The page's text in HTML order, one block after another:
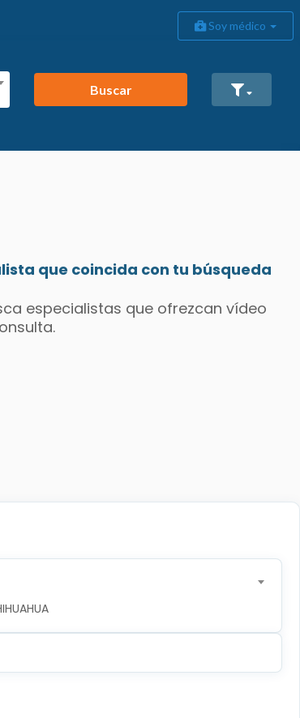
Soy médico
Buscar
que coincida con tu búsqueda
especialistas que ofrezcan vídeo